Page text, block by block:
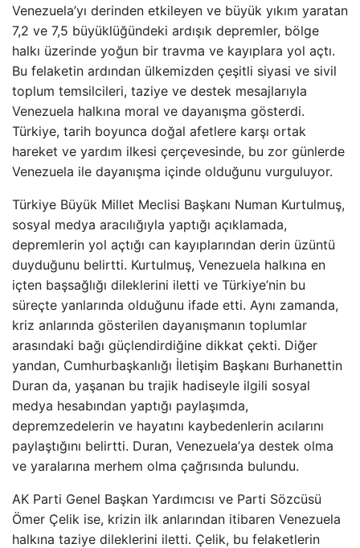
Venezuela’yı derinden etkileyen ve büyük yıkım yaratan
7,2 ve 7,5 büyüklüğündeki ardışık depremler, bölge
halkı üzerinde yoğun bir travma ve kayıplara yol açtı.
Bu felaketin ardından ülkemizden çeşitli siyasi ve sivil
toplum temsilcileri, taziye ve destek mesajlarıyla
Venezuela halkına moral ve dayanışma gösterdi.
Türkiye, tarih boyunca doğal afetlere karşı ortak
hareket ve yardım ilkesi çerçevesinde, bu zor günlerde
Venezuela ile dayanışma içinde olduğunu vurguluyor.
Türkiye Büyük Millet Meclisi Başkanı Numan Kurtulmuş,
sosyal medya aracılığıyla yaptığı açıklamada,
depremlerin yol açtığı can kayıplarından derin üzüntü
duyduğunu belirtti. Kurtulmuş, Venezuela halkına en
içten başsağlığı dileklerini iletti ve Türkiye’nin bu
süreçte yanlarında olduğunu ifade etti. Aynı zamanda,
kriz anlarında gösterilen dayanışmanın toplumlar
arasındaki bağı güçlendirdiğine dikkat çekti. Diğer
yandan, Cumhurbaşkanlığı İletişim Başkanı Burhanettin
Duran da, yaşanan bu trajik hadiseyle ilgili sosyal
medya hesabından yaptığı paylaşımda,
depremzedelerin ve hayatını kaybedenlerin acılarını
paylaştığını belirtti. Duran, Venezuela’ya destek olma
ve yaralarına merhem olma çağrısında bulundu.
AK Parti Genel Başkan Yardımcısı ve Parti Sözcüsü
Ömer Çelik ise, krizin ilk anlarından itibaren Venezuela
halkına taziye dileklerini iletti. Çelik, bu felaketlerin